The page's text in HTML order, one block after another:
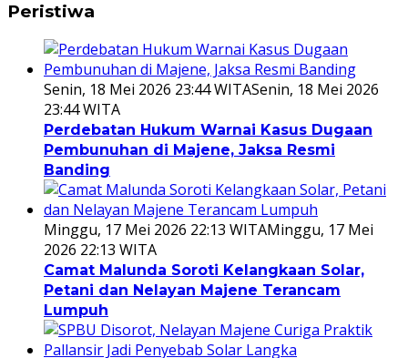
Peristiwa
Senin, 18 Mei 2026 23:44 WITASenin, 18 Mei 2026
23:44 WITA
Perdebatan Hukum Warnai Kasus Dugaan
Pembunuhan di Majene, Jaksa Resmi
Banding
Minggu, 17 Mei 2026 22:13 WITAMinggu, 17 Mei
2026 22:13 WITA
Camat Malunda Soroti Kelangkaan Solar,
Petani dan Nelayan Majene Terancam
Lumpuh